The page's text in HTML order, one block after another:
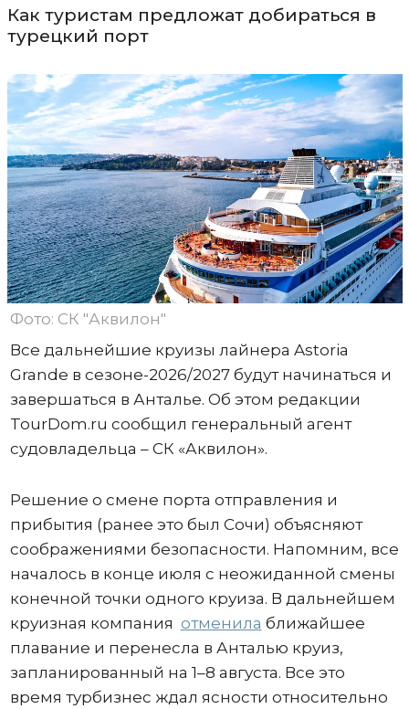
Как туристам предложат добираться в
турецкий порт
Фото: СК "Аквилон"
Все дальнейшие круизы лайнера Astoria
Grande в сезоне-2026/2027 будут начинаться и
завершаться в Анталье. Об этом редакции
TourDom.ru сообщил генеральный агент
судовладельца – СК «Аквилон».
Решение о смене порта отправления и
прибытия (ранее это был Сочи) объясняют
соображениями безопасности. Напомним, все
началось в конце июля с неожиданной смены
конечной точки одного круиза. В дальнейшем
круизная компания отменила ближайшее
плавание и перенесла в Анталью круиз,
запланированный на 1–8 августа. Все это
время турбизнес ждал ясности относительно